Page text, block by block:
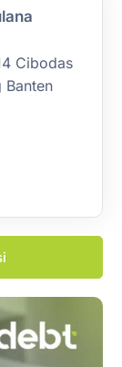
Cibodas
Banten